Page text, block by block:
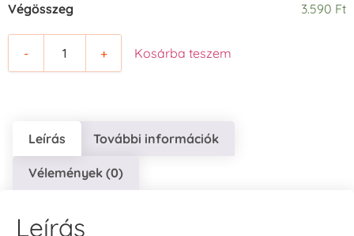
Végösszeg 3.590 Ft
- + Kosárba teszem
Leírás További információk
Vélemények (0)
Leírás